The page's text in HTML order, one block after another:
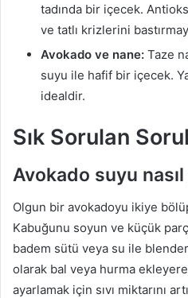
tadında bir içecek.
ve tatlı krizlerini
Avokado ve nane: Taze
suyu ile hafif bir içecek.
idealdir.
Sık Sorulan
Avokado suyu nasıl
Olgun bir avokadoyu ikiye
Kabuğunu soyun ve küçük
badem sütü veya su ile
olarak bal veya hurma
ayarlamak için sıvı miktarını